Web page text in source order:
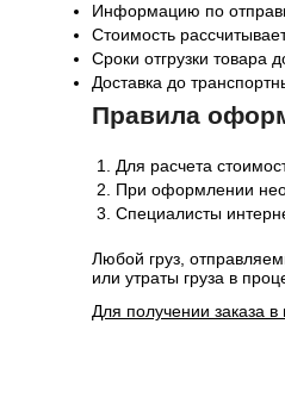
Информацию по
Стоимость
Сроки отгрузки товара
Доставка до
Правила
Для расчета
При оформлении
Специалисты
Любой груз,
или утраты груза в
Для получении заказа